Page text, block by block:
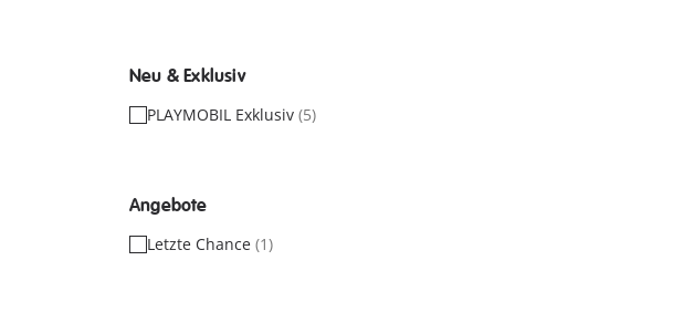
Neu & Exklusiv
PLAYMOBIL Exklusiv (5)
Angebote
Letzte Chance (1)